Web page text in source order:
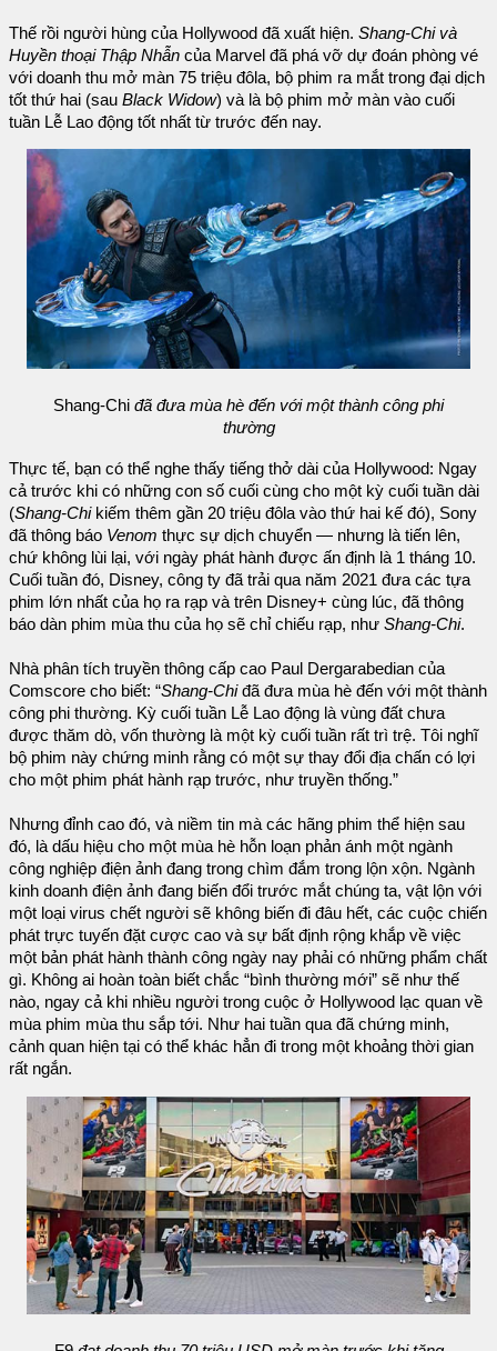
Thế rồi người hùng của Hollywood đã xuất hiện. Shang-Chi và
Huyền thoại Thập Nhẫn của Marvel đã phá vỡ dự đoán phòng vé
với doanh thu mở màn 75 triệu đôla, bộ phim ra mắt trong đại dịch
tốt thứ hai (sau Black Widow) và là bộ phim mở màn vào cuối
tuần Lễ Lao động tốt nhất từ trước đến nay.
Shang-Chi đã đưa mùa hè đến với một thành công phi
thường
Thực tế, bạn có thể nghe thấy tiếng thở dài của Hollywood: Ngay
cả trước khi có những con số cuối cùng cho một kỳ cuối tuần dài
(Shang-Chikiếm thêm gần 20 triệu đôla vào thứ hai kế đó), Sony
đã thông báo Venom thực sự dịch chuyển — nhưng là tiến lên,
chứ không lùi lại, với ngày phát hành được ấn định là 1 tháng 10.
Cuối tuần đó, Disney, công ty đã trải qua năm 2021 đưa các tựa
phim lớn nhất của họ ra rạp và trên Disney+ cùng lúc, đã thông
báo dàn phim mùa thu của họ sẽ chỉ chiếu rạp, như Shang-Chi.
Nhà phân tích truyền thông cấp cao Paul Dergarabedian của
Comscore cho biết: “Shang-Chiđã đưa mùa hè đến với một thành
công phi thường. Kỳ cuối tuần Lễ Lao động là vùng đất chưa
được thăm dò, vốn thường là một kỳ cuối tuần rất trì trệ. Tôi nghĩ
bộ phim này chứng minh rằng có một sự thay đổi địa chấn có lợi
cho một phim phát hành rạp trước, như truyền thống.”
Nhưng đỉnh cao đó, và niềm tin mà các hãng phim thể hiện sau
đó, là dấu hiệu cho một mùa hè hỗn loạn phản ánh một ngành
công nghiệp điện ảnh đang trong chìm đắm trong lộn xộn. Ngành
kinh doanh điện ảnh đang biến đổi trước mắt chúng ta, vật lộn với
một loại virus chết người sẽ không biến đi đâu hết, các cuộc chiến
phát trực tuyến đặt cược cao và sự bất định rộng khắp về việc
một bản phát hành thành công ngày nay phải có những phẩm chất
gì. Không ai hoàn toàn biết chắc “bình thường mới” sẽ như thế
nào, ngay cả khi nhiều người trong cuộc ở Hollywood lạc quan về
mùa phim mùa thu sắp tới. Như hai tuần qua đã chứng minh,
cảnh quan hiện tại có thể khác hẳn đi trong một khoảng thời gian
rất ngắn.